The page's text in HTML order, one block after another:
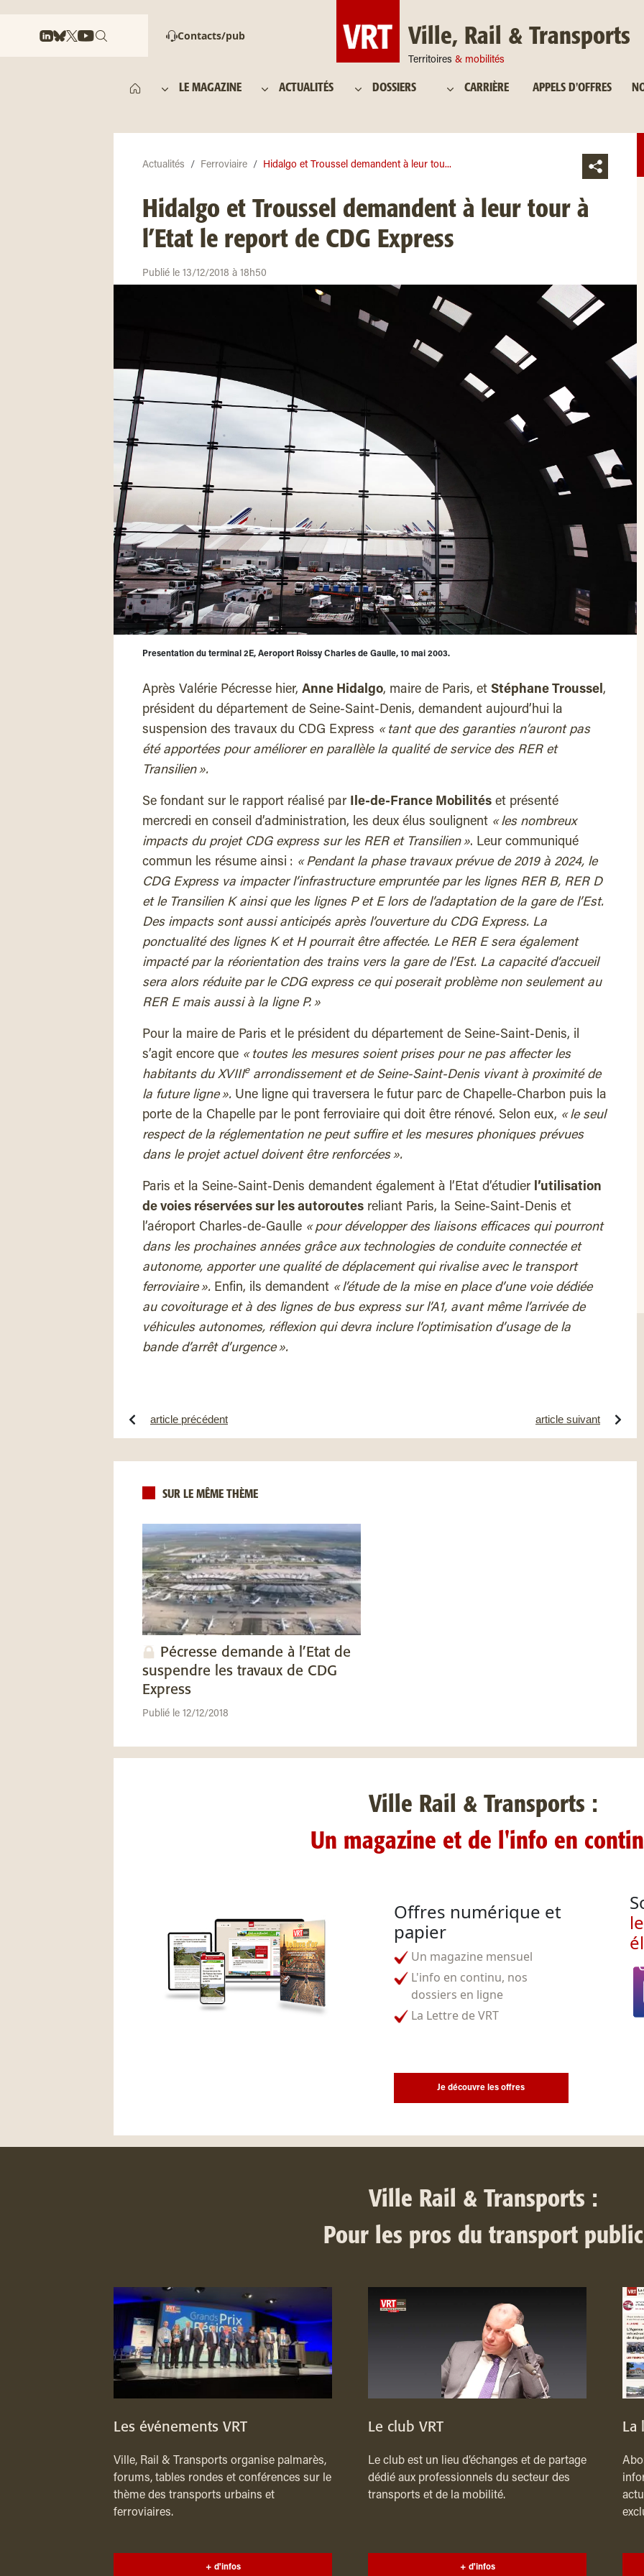
Contacts/pub Ville, Rail & Transports
Territoires & mobilités
LE MAGAZINE ACTUALITÉS DOSSIERS CARRIÈRE APPELS D'OFFRES
Actualités Ferroviaire Hidalgo et Troussel demandent à leur tou...
Hidalgo et Troussel demandent à leur tour à
l’Etat le report de CDG Express
Publié le 13/12/2018 à 18h50
Presentation du terminal 2E, Aeroport Roissy Charles de Gaulle, 10 mai 2003.
Après Valérie Pécresse hier, Anne Hidalgo, maire de Paris, et Stéphane Troussel,
président du département de Seine-Saint-Denis, demandent aujourd’hui la
suspension des travaux du CDG Express « tant que des garanties n’auront pas
été apportées pour améliorer en parallèle la qualité de service des RER et
Transilien ».
Se fondant sur le rapport réalisé par Ile-de-France Mobilités et présenté
mercredi en conseil d’administration, les deux élus soulignent « les nombreux
impacts du projet CDG express sur les RER et Transilien ». Leur communiqué
commun les résume ainsi : « Pendant la phase travaux prévue de 2019 à 2024, le
CDG Express va impacter l’infrastructure empruntée par les lignes RER B, RER D
et le Transilien K ainsi que les lignes P et E lors de l’adaptation de la gare de l’Est.
Des impacts sont aussi anticipés après l’ouverture du CDG Express. La
ponctualité des lignes K et H pourrait être affectée. Le RER E sera également
impacté par la réorientation des trains vers la gare de l’Est. La capacité d’accueil
sera alors réduite par le CDG express ce qui poserait problème non seulement au
RER E mais aussi à la ligne P. »
Pour la maire de Paris et le président du département de Seine-Saint-Denis, il
s’agit encore que « toutes les mesures soient prises pour ne pas affecter les
habitants du XVIIIearrondissement et de Seine-Saint-Denis vivant à proximité de
la future ligne ». Une ligne qui traversera le futur parc de Chapelle-Charbon puis la
porte de la Chapelle par le pont ferroviaire qui doit être rénové. Selon eux, « le seul
respect de la réglementation ne peut suffire et les mesures phoniques prévues
dans le projet actuel doivent être renforcées ».
Paris et la Seine-Saint-Denis demandent également à l’Etat d’étudier l’utilisation
de voies réservées sur les autoroutes reliant Paris, la Seine-Saint-Denis et
l’aéroport Charles-de-Gaulle « pour développer des liaisons efficaces qui pourront
dans les prochaines années grâce aux technologies de conduite connectée et
autonome, apporter une qualité de déplacement qui rivalise avec le transport
ferroviaire ». Enfin, ils demandent « l’étude de la mise en place d’une voie dédiée
au covoiturage et à des lignes de bus express sur l’A1, avant même l’arrivée de
véhicules autonomes, réflexion qui devra inclure l’optimisation d’usage de la
bande d’arrêt d’urgence ».
article précédent article suivant
SUR LE MÊME THÈME
Pécresse demande à l’Etat de
suspendre les travaux de CDG
Express
Publié le 12/12/2018
Ville Rail & Transports :
Un magazine et de l'info en
Offres numérique et
papier
Un magazine mensuel
L'info en continu, nos
dossiers en ligne
La Lettre de VRT
Je découvre les offres
Ville Rail & Transports :
Pour les pros du transport public
Les événements VRT
Ville, Rail & Transports organise palmarès,
forums, tables rondes et conférences sur le
thème des transports urbains et
ferroviaires.
+ d'infos
Le club VRT
Le club est un lieu d’échanges et de partage
dédié aux professionnels du secteur des
transports et de la mobilité.
+ d'infos
La